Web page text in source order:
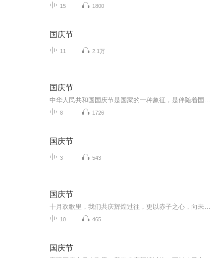
15 1800
国庆节
11 2.1万
国庆节
8 1726
国庆节
3 543
国庆节
10 465
国庆节